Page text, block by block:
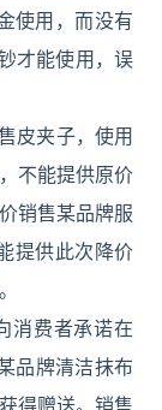
使用，而没有
才能使用，误
皮夹子，使用
不能提供原价
销售某品牌服
提供此次降价
消费者承诺在
品牌清洁抹布
得赠送。销售